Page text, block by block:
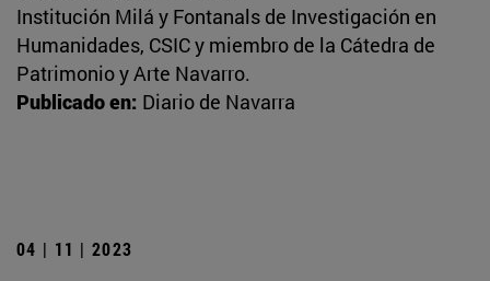
Institución Milá y Fontanals de Investigación en
Humanidades, CSIC y miembro de la Cátedra de
Patrimonio y Arte Navarro.
Publicado en: Diario de Navarra
04 | 11 | 2023